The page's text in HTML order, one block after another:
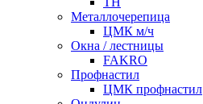
Металлочерепица
ЦМК м/ч
Окна / лестницы
FAKRO
Профнастил
ЦМК профнастил